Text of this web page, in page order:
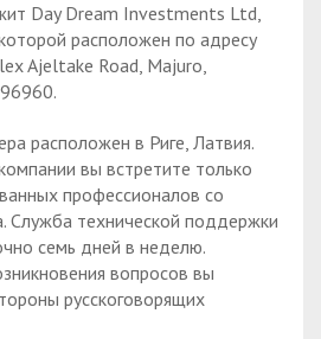
Day Dream Investments Ltd,
расположен по адресу
Ajeltake Road, Majuro,
расположен в Риге, Латвия.
вы встретите только
профессионалов со
Служба технической поддержки
семь дней в неделю.
вопросов вы
русскоговорящих